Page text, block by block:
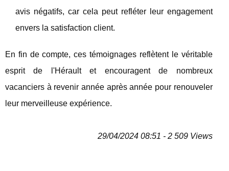
avis négatifs, car cela peut refléter leur engagement
envers la satisfaction client.
En fin de compte, ces témoignages reflètent le véritable
esprit de l'Hérault et encouragent de nombreux
vacanciers à revenir année après année pour renouveler
leur merveilleuse expérience.
29/04/2024 08:51 - 2 509 Views